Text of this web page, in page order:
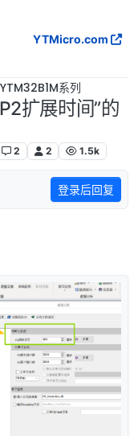
YTMicro.com
YTM32B1M系列
扩展时间”的
2 2 1.5k
登录后回复